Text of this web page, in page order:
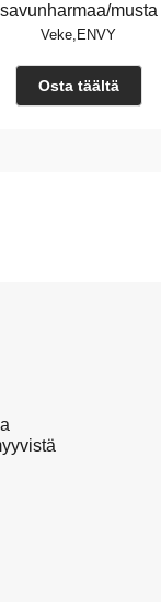
savunharmaa/musta
Veke,ENVY
Osta täältä